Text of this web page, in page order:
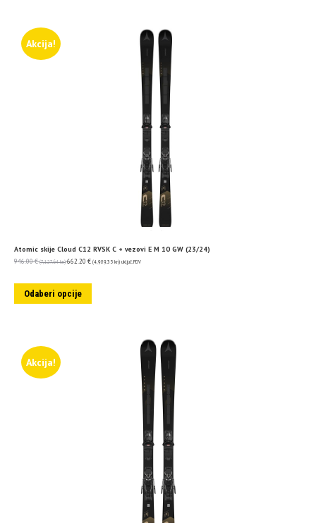
Akcija!
Atomic skije Cloud C12 RVSK C + vezovi E M 10 GW (23/24)
946.00€ (7,127.64 kn) 662.20 € (4,989.35 kn) uključ. PDV
Odaberi opcije
Akcija!